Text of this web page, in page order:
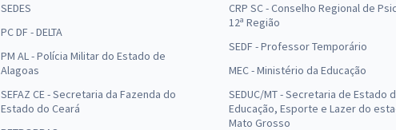
SEDES
PC DF - DELTA
PM AL - Polícia Militar do Estado de
Alagoas
SEFAZ CE - Secretaria da Fazenda do
Estado do Ceará
CRP SC - Conselho Regional de
12ª Região
SEDF - Professor Temporário
MEC - Ministério da Educação
SEDUC/MT - Secretaria de Estado
Educação, Esporte e Lazer do
Mato Grosso